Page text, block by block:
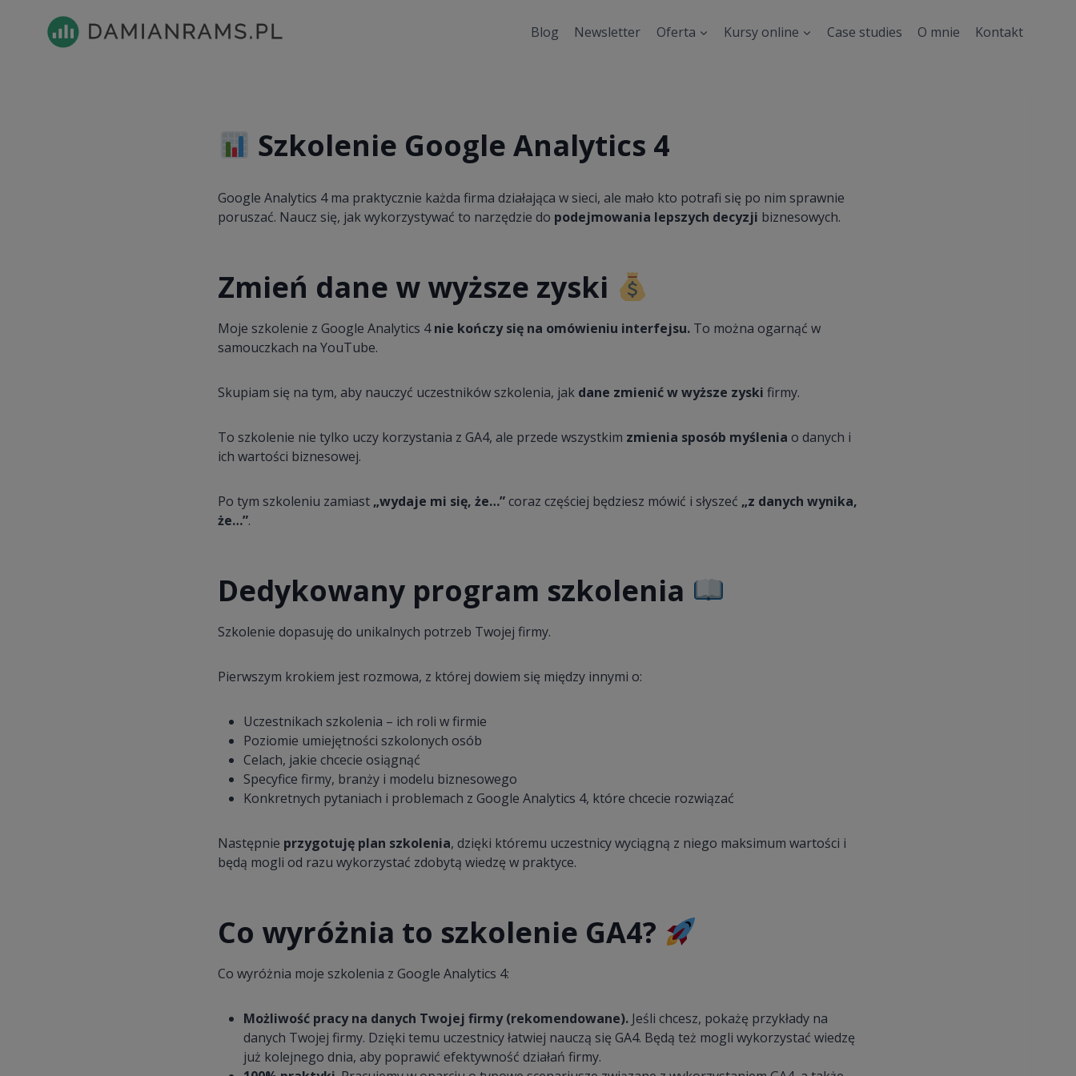
Blog Newsletter Oferta Kursy online Case studies O mnie Kontakt
Szkolenie Google Analytics 4
Google Analytics 4 ma praktycznie każda firma działająca w sieci, ale mało kto potrafi się po nim sprawnie
poruszać. Naucz się, jak wykorzystywać to narzędzie do podejmowania lepszych decyzji biznesowych.
Zmień dane w wyższe zyski
Moje szkolenie z Google Analytics 4nie kończy się na omówieniu interfejsu. To można ogarnąć w
samouczkach na YouTube.
Skupiam się na tym, aby nauczyć uczestników szkolenia, jak dane zmienić w wyższe zyski firmy.
To szkolenie nie tylko uczy korzystania z GA4, ale przede wszystkim zmienia sposób myślenia o danych i
ich wartości biznesowej.
Po tym szkoleniu zamiast „wydaje mi się, że…”coraz częściej będziesz mówić i słyszeć „z danych wynika,
że…”.
Dedykowany program szkolenia
Szkolenie dopasuję do unikalnych potrzeb Twojej firmy.
Pierwszym krokiem jest rozmowa, z której dowiem się między innymi o:
Uczestnikach szkolenia – ich roli w firmie
Poziomie umiejętności szkolonych osób
Celach, jakie chcecie osiągnąć
Specyfice firmy, branży i modelu biznesowego
Konkretnych pytaniach i problemach z Google Analytics 4, które chcecie rozwiązać
Następnie przygotuję plan szkolenia, dzięki któremu uczestnicy wyciągną z niego maksimum wartości i
będą mogli od razu wykorzystać zdobytą wiedzę w praktyce.
Co wyróżnia to szkolenie GA4?
Co wyróżnia moje szkolenia z Google Analytics 4:
Możliwość pracy na danych Twojej firmy (rekomendowane). Jeśli chcesz, pokażę przykłady na
danych Twojej firmy. Dzięki temu uczestnicy łatwiej nauczą się GA4. Będą też mogli wykorzystać wiedzę
już kolejnego dnia, aby poprawić efektywność działań firmy.